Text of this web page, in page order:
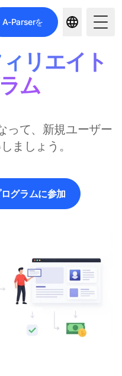
A-Parserを
リエイト
ム
って、新規ユーザー
ましょう。
グラムに参加